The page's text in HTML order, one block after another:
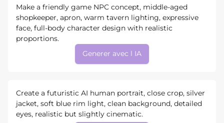
Make a friendly game NPC concept, middle-aged
shopkeeper, apron, warm tavern lighting, expressive
face, full-body character design with realistic
proportions.
Generer avec l IA
Create a futuristic AI human portrait, close crop, silver
jacket, soft blue rim light, clean background, detailed
eyes, realistic but slightly cinematic.